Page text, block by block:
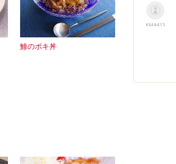
鯵のポキ丼
KM4415